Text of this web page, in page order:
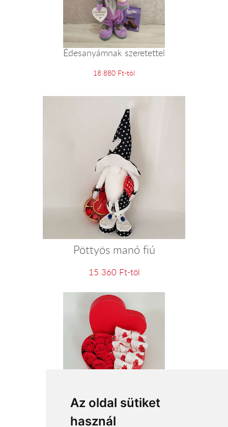
Az oldal sütiket
használ
Édesanyámnak szeretettel
18 880 Ft-tól
Pöttyös manó fiú
15 360 Ft-tól
Édes álom
11 880 Ft-tól